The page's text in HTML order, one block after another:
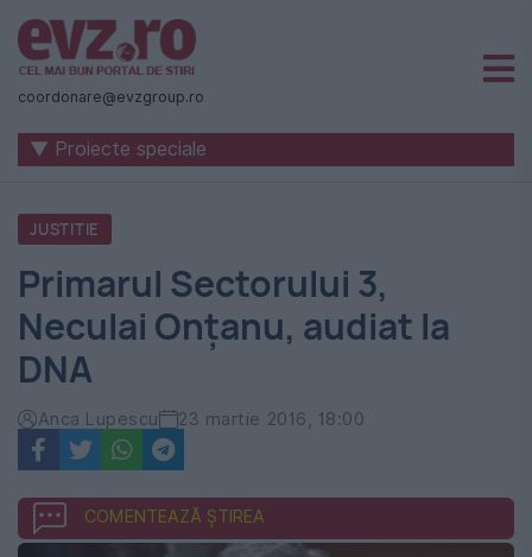
Știri
naționale
internaționale
România
-
Evenimentul
Zilei
coordonare@evzgroup.ro
▼ Proiecte speciale
JUSTITIE
Primarul Sectorului 3,
Neculai Onţanu, audiat la
DNA
Anca Lupescu 23 martie 2016, 18:00
COMENTEAZĂ ȘTIREA